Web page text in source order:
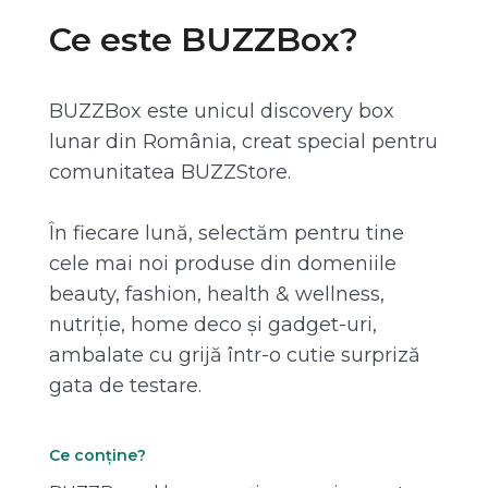
Ce este BUZZBox?
BUZZBox este unicul discovery box
lunar din România, creat special pentru
comunitatea BUZZStore.
În fiecare lună, selectăm pentru tine
cele mai noi produse din domeniile
beauty, fashion, health & wellness,
nutriție, home deco și gadget-uri,
ambalate cu grijă într-o cutie surpriză
gata de testare.
Ce conține?